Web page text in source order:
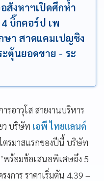
สังหาฯเปิดศึกห้ำ
บิ๊กคอร์ป เพ
ษา สาดแคมเปญชิง
ตุ้นยอดขาย - ระ
รอาวุโส สายงานบริหาร
ว บริษัท เอพี ไทยแลนด์
ตรมาสแรกของปีนี้ บริษัท
พร้อมข้อเสนอพิเศษถึง 5
งการ ราคาเริ่มต้น 4.39 –